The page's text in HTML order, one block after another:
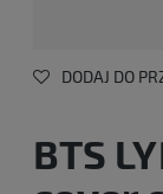
DODAJ DO
BTS